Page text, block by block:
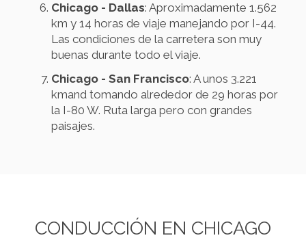
Chicago - Dallas: Aproximadamente 1.562
km y 14 horas de viaje manejando por I-44.
Las condiciones de la carretera son muy
buenas durante todo el viaje.
Chicago - San Francisco: A unos 3.221
kmand tomando alrededor de 29 horas por
la I-80 W. Ruta larga pero con grandes
paisajes.
CONDUCCIÓN EN CHICAGO